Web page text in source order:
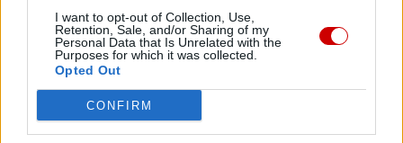
I want to opt-out of Collection, Use,
Retention, Sale, and/or Sharing of my
Personal Data that Is Unrelated with the
Purposes for which it was collected.
Opted Out
CONFIRM
Popularne